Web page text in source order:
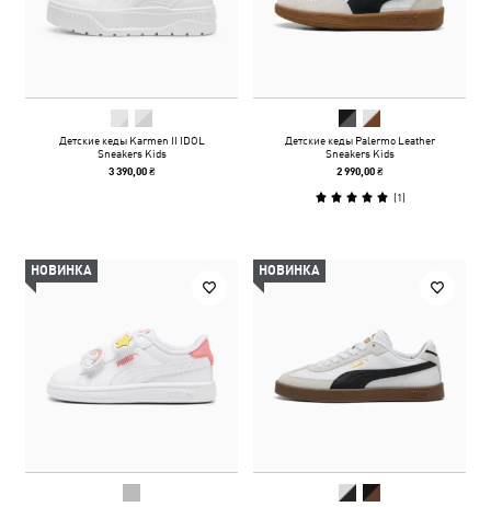
Детские кеды Karmen II IDOL
Sneakers Kids
3 390,00 ₴
Детские кеды Palermo Leather
Sneakers Kids
2 990,00 ₴
(1)
НОВИНКА НОВИНКА